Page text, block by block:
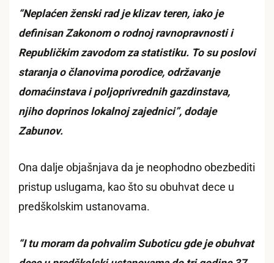
“Neplaćen ženski rad je klizav teren, iako je
definisan Zakonom o rodnoj ravnopravnosti i
Republičkim zavodom za statistiku. To su poslovi
staranja o članovima porodice, održavanje
domaćinstava i poljoprivrednih gazdinstava,
njiho doprinos lokalnoj zajednici”, dodaje
Zabunov.
Ona dalje objašnjava da je neophodno obezbediti
pristup uslugama, kao što su obuhvat dece u
predškolskim ustanovama.
“I tu moram da pohvalim Suboticu gde je obuhvat